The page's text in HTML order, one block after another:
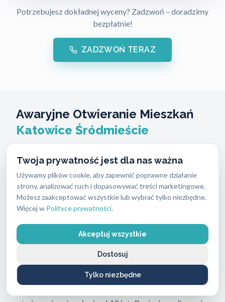
Twoja prywatność jest dla nas ważna
Używamy plików cookie, aby zapewnić poprawne działanie
strony, analizować ruch i dopasowywać treści marketingowe.
Możesz zaakceptować wszystkie lub wybrać tylko niezbędne.
Więcej w Polityce prywatności.
Akceptuj wszystkie
Tylko niezbędne
Dostosuj
Potrzebujesz dokładnej wyceny? Zadzwoń – doradzimy
bezpłatnie!
ZADZWOŃ TERAZ
Awaryjne Otwieranie Mieszkań
Katowice Śródmieście
Zatrzaśnięte drzwi w centrum miasta wymagają
natychmiastowej reakcji, dlatego nasz technik
dojeżdża na miejsce w20 do 30 minut, a w gęsto
zabudowanym Śródmieściu klienci mogą
oczekiwać krótkiego czasu dojazdu. Wykonujemy
awaryjne otwieranie mieszkań Katowice
Śródmieściebez uszkodzeń zamka i ościeżnicy, co
pozwala zaoszczędzić na kosztownej wymianie
całych skrzydeł drzwiowych. Firma
Zabezpieczeńświadczy usługę awaryjnego